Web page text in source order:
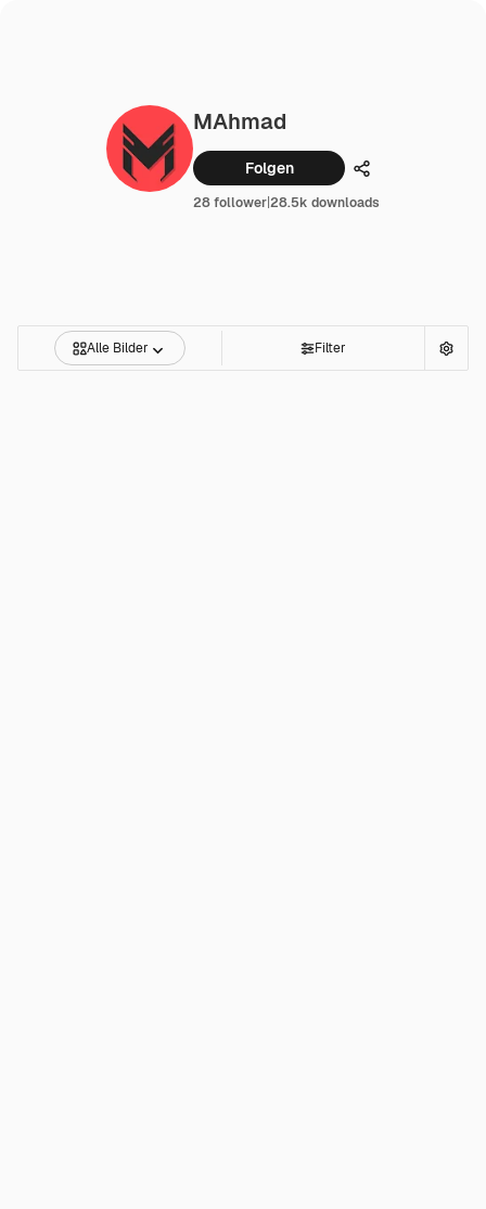
MAhmad
Folgen Teilen
28 follower|28.5k downloads
Alle Bilder Filter